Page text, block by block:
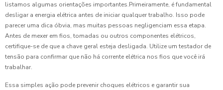
listamos algumas orientações importantes.Primeiramente, é fundamental
desligar a energia elétrica antes de iniciar qualquer trabalho. Isso pode
parecer uma dica óbvia, mas muitas pessoas negligenciam essa etapa.
Antes de mexer em fios, tomadas ou outros componentes elétricos,
certifique-se de que a chave geral esteja desligada. Utilize um testador de
tensão para confirmar que não há corrente elétrica nos fios que você irá
trabalhar.
Essa simples ação pode prevenir choques elétricos e garantir sua